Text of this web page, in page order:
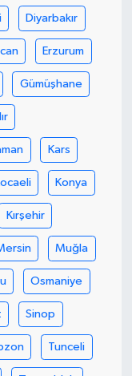
Diyarbakır
Erzurum
Gümüşhane
Kars
Konya
Kırşehir
Muğla
Osmaniye
Sinop
Tunceli